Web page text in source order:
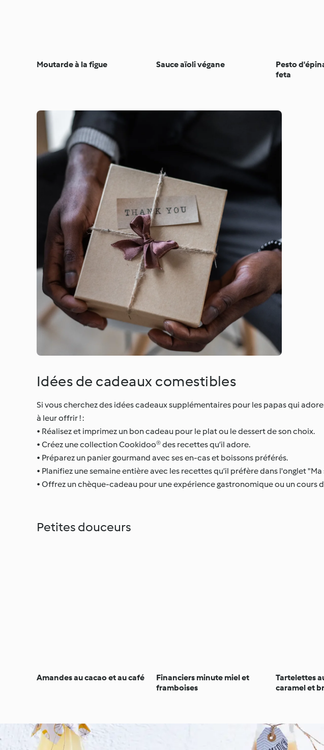
Moutarde à la figue Sauce aïoli végane
Pesto
feta
Idées de cadeaux comestibles
Si vous cherchez des idées cadeaux supplémentaires pour les papas qui
à leur offrir ! :
• Réalisez et imprimez un bon cadeau pour le plat ou le dessert de son choix.
• Créez une collection Cookidoo® des recettes qu’il adore.
• Préparez un panier gourmand avec ses en-cas et boissons préférés.
• Planifiez une semaine entière avec les recettes qu’il préfère dans l'onglet
• Offrez un chèque-cadeau pour une expérience gastronomique ou un cours
Petites douceurs
Amandes au cacao et au café
Financiers minute miel et
framboises
Tartelettes
caramel et